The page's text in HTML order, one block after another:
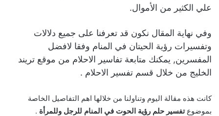
علي الكثير من الأموال.
وفي نهاية المقال نكون قد تعرفنا على جميع دلالات
وتفسيرات رؤية الحيتان في المنام وفقا لافضل
المفسرين, يمكنك متابعة تفاسير الاحلام من موقع تريند
الخليج من خلال قسم تفسير الاحلام .
كانت هذه مقالة اليوم وتناولنا من خلالها اهم التفاصيل الخاصة
بموضوعتفسير حلم رؤية الحوت في المنام للرجل وللمرأة .